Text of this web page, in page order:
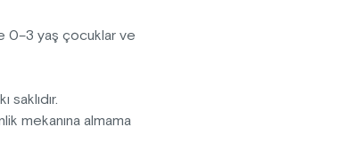
0–3 yaş çocuklar ve
saklıdır.
mekanına almama